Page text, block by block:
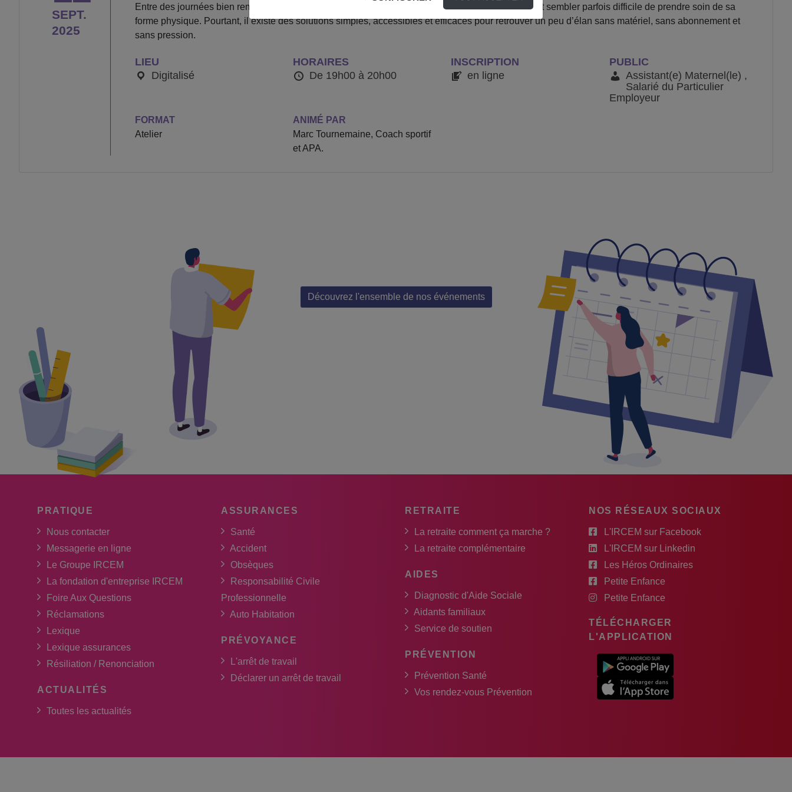
SEPT.
2025
Entre des journées bien remplies, des horaires souvent irréguliers et peu de temps pour soi, il peut sembler parfois difficile de prendre soin de sa
forme physique. Pourtant, il existe des solutions simples, accessibles et efficaces pour retrouver un peu d’élan sans matériel, sans abonnement et
sans pression.
LIEU
Digitalisé
HORAIRES
De 19h00 à 20h00
INSCRIPTION
en ligne
PUBLIC
Assistant(e) Maternel(le) ,
Salarié du Particulier
Employeur
FORMAT
Atelier
ANIMÉ PAR
Marc Tournemaine, Coach sportif
et APA.
Découvrez l'ensemble de nos événements
PRATIQUE
Nous contacter
Messagerie en ligne
Le Groupe IRCEM
La fondation d'entreprise IRCEM
Foire Aux Questions
Réclamations
Lexique
Lexique assurances
Résiliation / Renonciation
ACTUALITÉS
Toutes les actualités
ASSURANCES
Santé
Accident
Obsèques
Responsabilité Civile
Professionnelle
Auto Habitation
PRÉVOYANCE
L'arrêt de travail
Déclarer un arrêt de travail
RETRAITE
La retraite comment ça marche ?
La retraite complémentaire
AIDES
Diagnostic d'Aide Sociale
Aidants familiaux
Service de soutien
PRÉVENTION
Prévention Santé
Vos rendez-vous Prévention
NOS RÉSEAUX SOCIAUX
L'IRCEM sur Facebook
L'IRCEM sur Linkedin
Les Héros Ordinaires
Petite Enfance
Petite Enfance
TÉLÉCHARGER
L'APPLICATION